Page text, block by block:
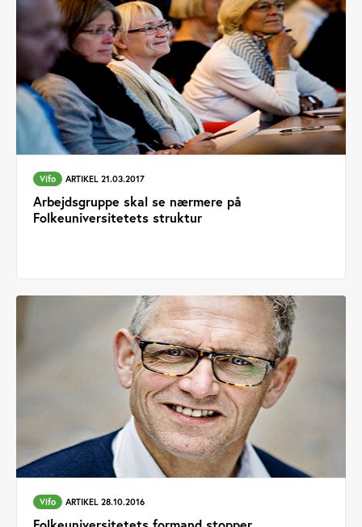
Vifo ARTIKEL 21.03.2017
Arbejdsgruppe skal se nærmere på
Folkeuniversitetets struktur
Vifo ARTIKEL 28.10.2016